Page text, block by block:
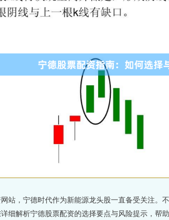
站，宁德时代作为新能源龙头股一直备受关注。
细解析宁德股票配资的选择要点与风险提示，帮